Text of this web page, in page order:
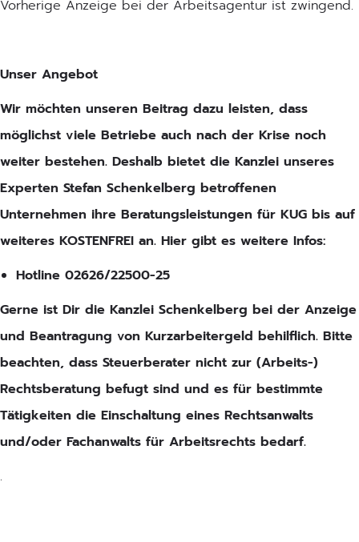
Vorherige Anzeige bei der Arbeitsagentur ist zwingend.
Unser Angebot
Wir möchten unseren Beitrag dazu leisten, dass
möglichst viele Betriebe auch nach der Krise noch
weiter bestehen. Deshalb bietet die Kanzlei unseres
Experten Stefan Schenkelberg betroffenen
Unternehmen ihre Beratungsleistungen für KUG bis auf
weiteres KOSTENFREI an. Hier gibt es weitere Infos:
Hotline 02626/22500-25
Gerne ist Dir die Kanzlei Schenkelberg bei der Anzeige
und Beantragung von Kurzarbeitergeld behilflich. Bitte
beachten, dass Steuerberater nicht zur (Arbeits-)
Rechtsberatung befugt sind und es für bestimmte
Tätigkeiten die Einschaltung eines Rechtsanwalts
und/oder Fachanwalts für Arbeitsrechts bedarf.
.